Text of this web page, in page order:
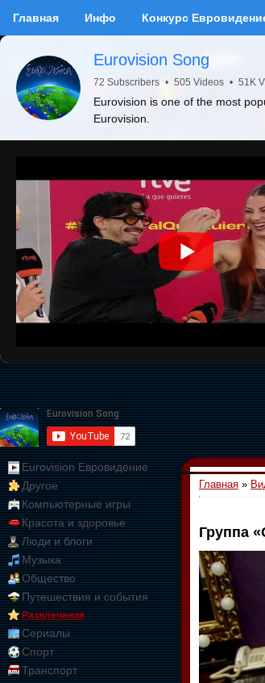
Главная Инфо Конкурс
Eurovision Song
72 Subscribers • 505 Videos • 51K
Eurovision is one of the most
Eurovision.
Eurovision Евровидение
Другое
Компьютерные игры
Красота и здоровье
Люди и блоги
Музыка
Общество
Путешествия и события
Развлечения
Сериалы
Спорт
Транспорт
Главная »
Группа